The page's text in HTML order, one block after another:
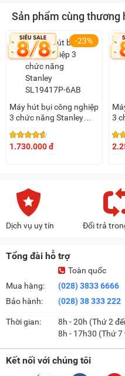
Sản phẩm cùng thương
-23%
Máy hút bụi công nghiệp
3 chức năng Stanley
1.730.000 đ
3
Dịch vụ uy tín Đổi trả
Tổng đài hỗ trợ
Mua hàng:
Bảo hành:
Toàn quốc
(028) 3833 6666
(028) 38 333 222
Thời gian:
8h - 20h (Thứ 2
8h - 17h30 (Thứ 7
Kết nối với chúng tôi